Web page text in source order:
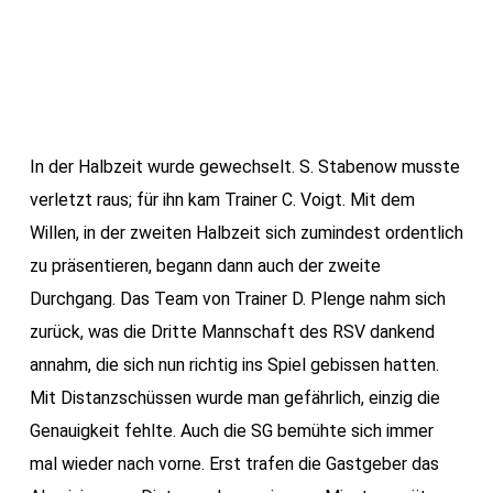
In der Halbzeit wurde gewechselt. S. Stabenow musste
verletzt raus; für ihn kam Trainer C. Voigt. Mit dem
Willen, in der zweiten Halbzeit sich zumindest ordentlich
zu präsentieren, begann dann auch der zweite
Durchgang. Das Team von Trainer D. Plenge nahm sich
zurück, was die Dritte Mannschaft des RSV dankend
annahm, die sich nun richtig ins Spiel gebissen hatten.
Mit Distanzschüssen wurde man gefährlich, einzig die
Genauigkeit fehlte. Auch die SG bemühte sich immer
mal wieder nach vorne. Erst trafen die Gastgeber das